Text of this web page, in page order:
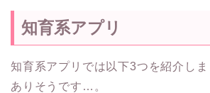
知育系アプリ
知育系アプリでは以下3つを紹介し
ありそうです…。